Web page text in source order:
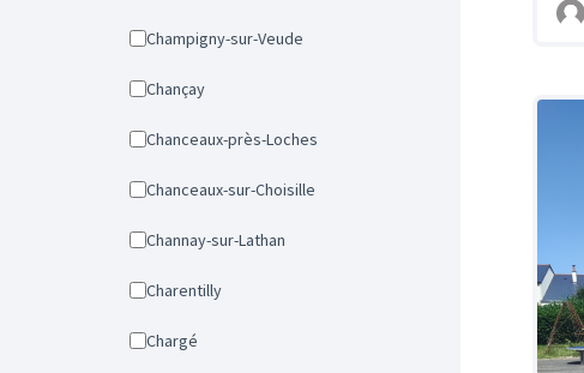
Champigny-sur-Veude
Chançay
Chanceaux-près-Loches
Chanceaux-sur-Choisille
Channay-sur-Lathan
Charentilly
Chargé